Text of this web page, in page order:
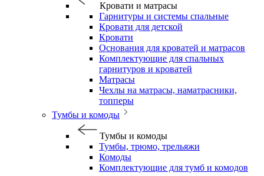
Кровати и матрасы
Гарнитуры и системы спальные
Кровати для детской
Кровати
Основания для кроватей и матрасов
Комплектующие для спальных
гарнитуров и кроватей
Матрасы
Чехлы на матрасы, наматрасники,
топперы
Тумбы и комоды
Тумбы и комоды
Тумбы, трюмо, трельяжи
Комоды
Комплектующие для тумб и комодов